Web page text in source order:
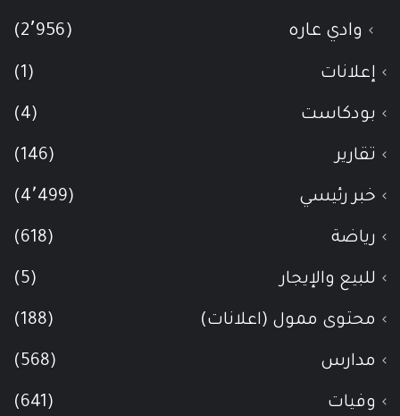
وادي عاره (2٬956)
إعلانات (1)
بودكاست (4)
تقارير (146)
خبر رئيسي (4٬499)
رياضة (618)
للبيع والإيجار (5)
محتوى ممول (اعلانات) (188)
مدارس (568)
وفيات (641)